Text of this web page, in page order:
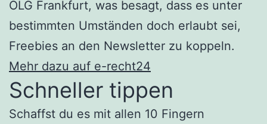
OLG Frankfurt, was besagt, dass es unter
bestimmten Umständen doch erlaubt sei,
Freebies an den Newsletter zu koppeln.
Mehr dazu auf e-recht24
Schneller tippen
Schaffst du es mit allen 10 Fingern